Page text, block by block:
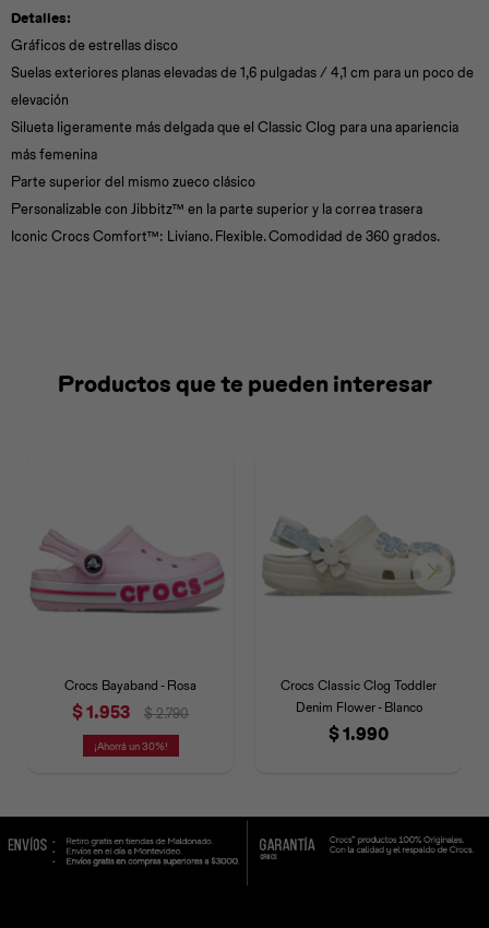
Detalles:
Gráficos de estrellas disco
Suelas exteriores planas elevadas de 1,6 pulgadas / 4,1 cm para un poco de
elevación
Silueta ligeramente más delgada que el Classic Clog para una apariencia
más femenina
Parte superior del mismo zueco clásico
Personalizable con Jibbitz™ en la parte superior y la correa trasera
Iconic Crocs Comfort™: Liviano. Flexible. Comodidad de 360 grados.
Productos que te pueden interesar
Crocs Bayaband - Rosa
$1.953 $ 2.790
30
Crocs Classic Clog Toddler
Denim Flower - Blanco
$1.990